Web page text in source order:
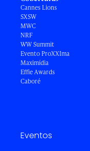
Cannes Lions
SXSW
MWC
NRF
WW Summit
Evento ProXXIma
Maximídia
Effie Awards
Caboré
Eventos